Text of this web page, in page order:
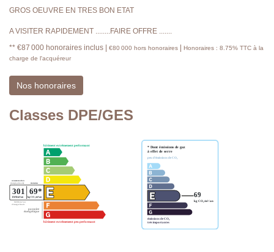
GROS OEUVRE EN TRES BON ETAT
A VISITER RAPIDEMENT ........FAIRE OFFRE .......
** €87 000 honoraires inclus €80 000 hors honoraires
Honoraires : 8.75% TTC à la
charge de l'acquéreur
Nos honoraires
Classes DPE/GES